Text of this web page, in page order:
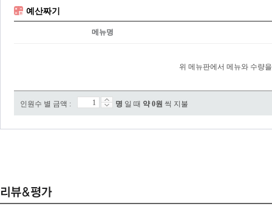
예산짜기
메뉴명
위 메뉴판에서 메뉴와 수량
인원수 별 금액 : 명 일 때 약0원 씩 지불